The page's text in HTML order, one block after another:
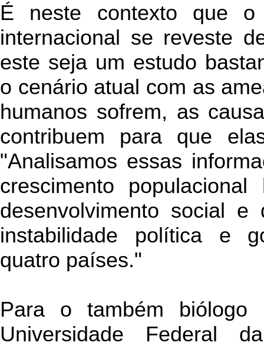
É neste contexto que o
internacional se reveste
este seja um estudo
o cenário atual com as
humanos sofrem, as
contribuem para que
"Analisamos essas
crescimento
desenvolvimento social e
instabilidade política e
quatro países."
Para o também biólogo
Universidade Federal